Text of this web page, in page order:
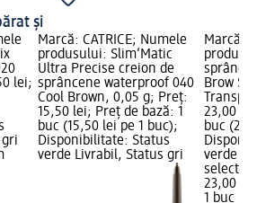
și
lei;
Marcă: CATRICE; Numele
produsului: Slim‘Matic
Ultra Precise creion de
sprâncene waterproof 040
Cool Brown, 0,05 g; Preț:
15,50 lei; Preț de bază: 1
buc (15,50 lei pe 1 buc);
Disponibilitate: Status
verde Livrabil, Status gri
Marcă:
Brow
23,00
buc
verde
23,00 lei
1 buc